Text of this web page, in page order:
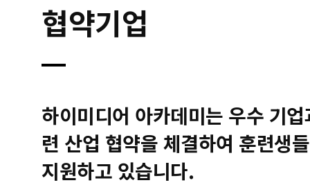
협약기업
하이미디어 아카데미는 우수 기
련 산업 협약을 체결하여 훈련생
지원하고 있습니다.